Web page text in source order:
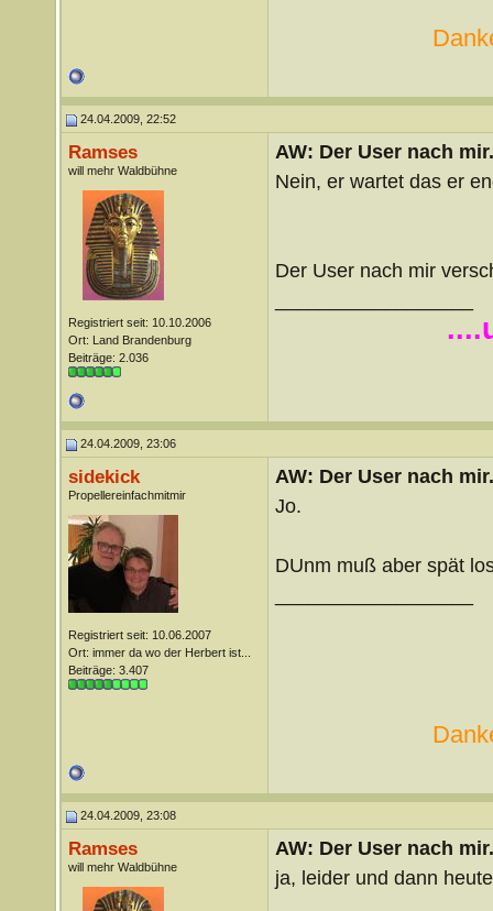
24.04.2009, 22:52
Ramses
will mehr Waldbühne
Registriert seit: 10.10.2006
Ort: Land Brandenburg
Beiträge: 2.036
AW: Der User nach
Nein, er wartet das er
Der User nach mir
24.04.2009, 23:06
sidekick
Propellereinfachmitmir
Registriert seit: 10.06.2007
Ort: immer da wo der Herbert ist...
Beiträge: 3.407
AW: Der User nach
Jo.
DUnm muß aber spät
24.04.2009, 23:08
Ramses
will mehr Waldbühne
AW: Der User nach
ja, leider und dann